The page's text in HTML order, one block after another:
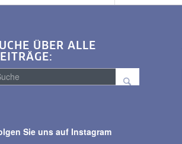
ÜBER ALLE
Sie uns auf Instagram